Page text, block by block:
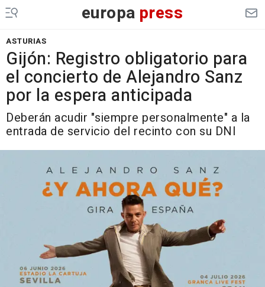
europa press
ASTURIAS
Gijón: Registro obligatorio para
el concierto de Alejandro Sanz
por la espera anticipada
Deberán acudir "siempre personalmente" a la
entrada de servicio del recinto con su DNI